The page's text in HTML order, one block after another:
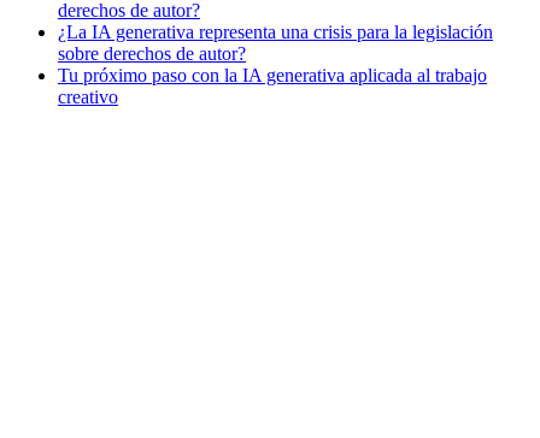
derechos de autor?
¿La IA generativa representa una crisis para la legislación
sobre derechos de autor?
Tu próximo paso con la IA generativa aplicada al trabajo
creativo